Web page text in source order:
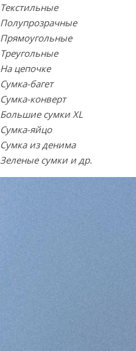
Текстильные
Полупрозрачные
Прямоугольные
Треугольные
На цепочке
Сумка-багет
Сумка-конверт
Большие сумки XL
Сумка-яйцо
Сумка из денима
Зеленые сумки и др.